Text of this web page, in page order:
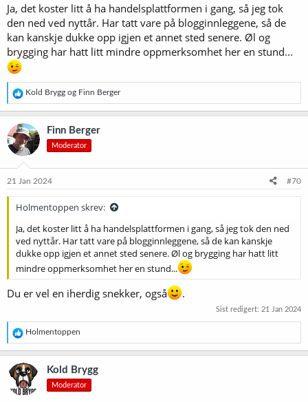
Ja, det koster litt å ha handelsplattformen i gang, så jeg tok
den ned ved nyttår. Har tatt vare på blogginnleggene, så de
kan kanskje dukke opp igjen et annet sted senere. Øl og
brygging har hatt litt mindre oppmerksomhet her en stund...
R
e
a
k
s
j
o
e
Kold Brygg og Finn Berger
Finn Berger
Moderator
21 Jan 2024 #70
Holmentoppen skrev:
Ja, det koster litt å ha handelsplattformen i gang, så jeg tok den ned
ved nyttår. Har tatt vare på blogginnleggene, så de kan kanskje
dukke opp igjen et annet sted senere. Øl og brygging har hatt litt
mindre oppmerksomhet her en stund...
Du er vel en iherdig snekker, også .
Sist redigert: 21 Jan 2024
R
e
a
k
s
j
o
Holmentoppen
Kold Brygg
Moderator